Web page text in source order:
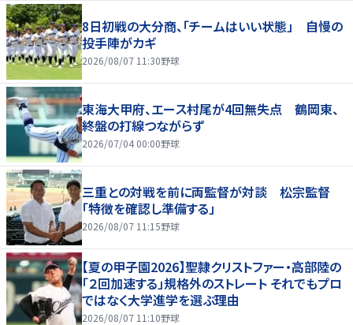
8日初戦の大分商、「チームはいい状態」 自慢の
投手陣がカギ
2026/08/07 11:30野球
東海大甲府、エース村尾が4回無失点 鶴岡東、
終盤の打線つながらず
2026/07/04 00:00野球
三重との対戦を前に両監督が対談 松宗監督
「特徴を確認し準備する」
2026/08/07 11:15野球
【夏の甲子園2026】聖隷クリストファー・高部陸の
「２回加速する」規格外のストレート それでもプロ
ではなく大学進学を選ぶ理由
2026/08/07 11:10野球